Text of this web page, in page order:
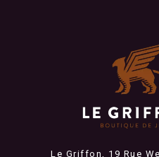
Le Griffon, 19 Rue